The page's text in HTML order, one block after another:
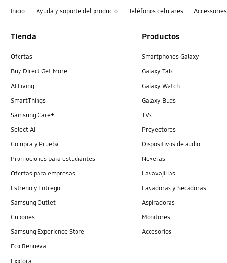
Inicio Ayuda y soporte del producto Teléfonos celulares Accessories
Tienda
Ofertas
Buy Direct Get More
AI Living
SmartThings
Samsung Care+
Select AI
Compra y Prueba
Promociones para estudiantes
Ofertas para empresas
Estreno y Entrego
Samsung Outlet
Cupones
Samsung Experience Store
Eco Renueva
Explora
Productos
Smartphones Galaxy
Galaxy Tab
Galaxy Watch
Galaxy Buds
TVs
Proyectores
Dispositivos de audio
Neveras
Lavavajillas
Lavadoras y Secadoras
Aspiradoras
Monitores
Accesorios